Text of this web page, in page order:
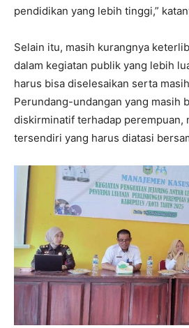
pendidikan yang lebih tinggi,”
Selain itu, masih kurangnya
dalam kegiatan publik yang lebih
harus bisa diselesaikan serta
Perundang-undangan yang masih
diskirminatif terhadap perempuan,
tersendiri yang harus diatasi